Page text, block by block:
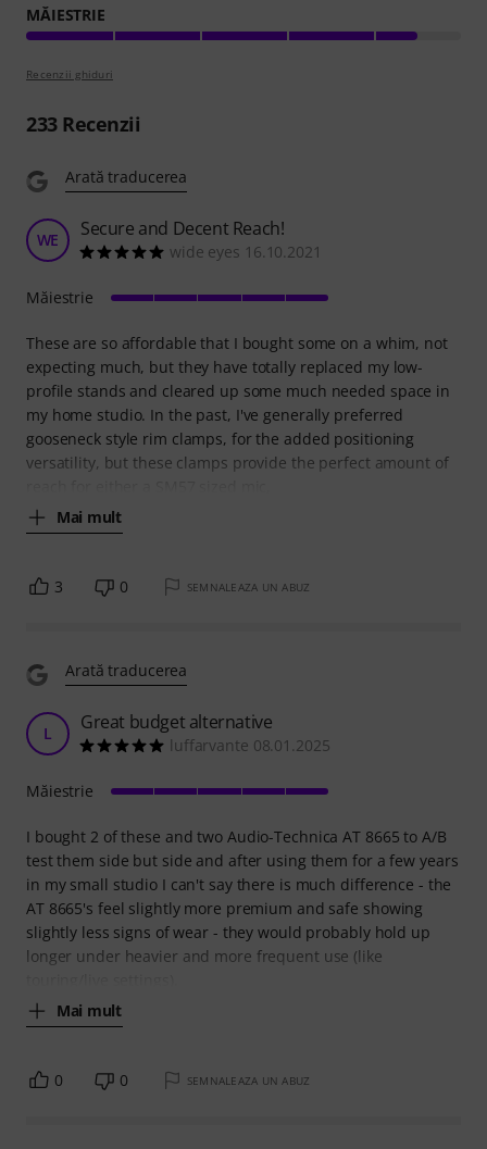
MĂIESTRIE
Recenzii ghiduri
233Recenzii
Arată traducerea
WE Secure and Decent Reach!
wide eyes 16.10.2021
These are so affordable that I bought some on a whim, not
expecting much, but they have totally replaced my low-
profile stands and cleared up some much needed space in
my home studio. In the past, I've generally preferred
gooseneck style rim clamps, for the added positioning
versatility, but these clamps provide the perfect amount of
Mai mult
Măiestrie
3 0 SEMNALEAZA UN ABUZ
Arată traducerea
L Great budget alternative
luffarvante 08.01.2025
I bought 2 of these and two Audio-Technica AT 8665 to A/B
test them side but side and after using them for a few years
in my small studio I can't say there is much difference - the
AT 8665's feel slightly more premium and safe showing
slightly less signs of wear - they would probably hold up
longer under heavier and more frequent use (like
Mai mult
Măiestrie
0 0 SEMNALEAZA UN ABUZ